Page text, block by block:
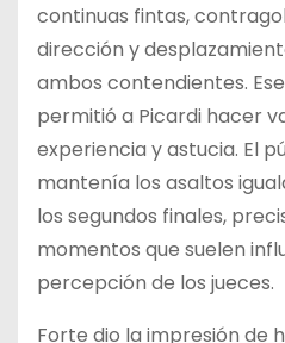
continuas fintas,
dirección y
ambos contendientes.
permitió a Picardi hacer
experiencia y astucia. El
mantenía los asaltos
los segundos finales,
momentos que suelen
percepción de los jueces.
Forte dio la impresión de